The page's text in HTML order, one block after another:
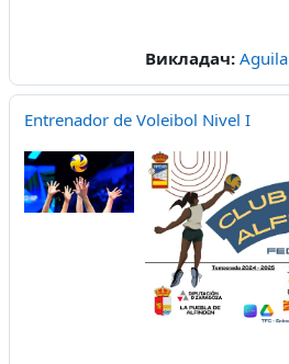
Викладач:
Entrenador de Voleibol Nivel I